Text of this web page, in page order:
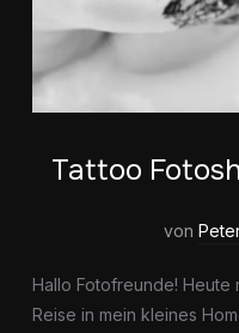
Tattoo
von
Hallo Fotofreunde! Heute
Reise in mein kleines